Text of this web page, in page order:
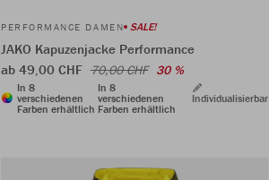
PERFORMANCE DAMEN SALE!
JAKO Kapuzenjacke Performance
ab 49,00 CHF 70,00 CHF 30 %
In 8
verschiedenen
Farben erhältlich
In 8
verschiedenen
Farben erhältlich
Individualisierbar